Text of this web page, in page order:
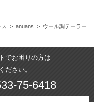
ス > anuans > ウール調テーラー
でお困りの方は
ださい。
75-6418